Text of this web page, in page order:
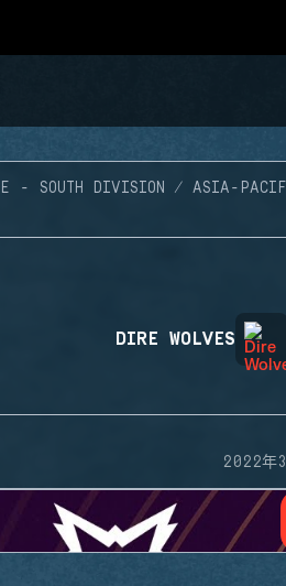
- SOUTH DIVISION ASIA-
DIRE WOLVES
2022年